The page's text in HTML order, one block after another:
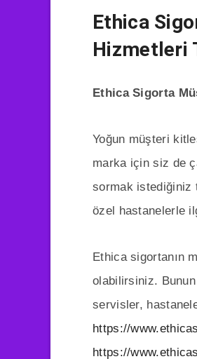
Ethica
Hizmetleri
Ethica Sigorta
Yoğun müşteri
marka için siz de
sormak istediğiniz
özel hastanelerle
Ethica sigortanın
olabilirsiniz.
servisler,
https://
https://